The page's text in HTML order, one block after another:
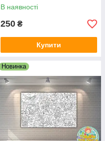
В наявності
250 ₴
Купити
Новинка